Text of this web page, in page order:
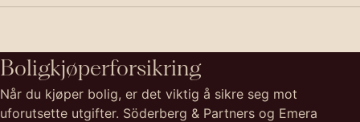
Boligkjøperforsikring
Når du kjøper bolig, er det viktig å sikre seg mot
uforutsette utgifter. Söderberg & Partners og Emera